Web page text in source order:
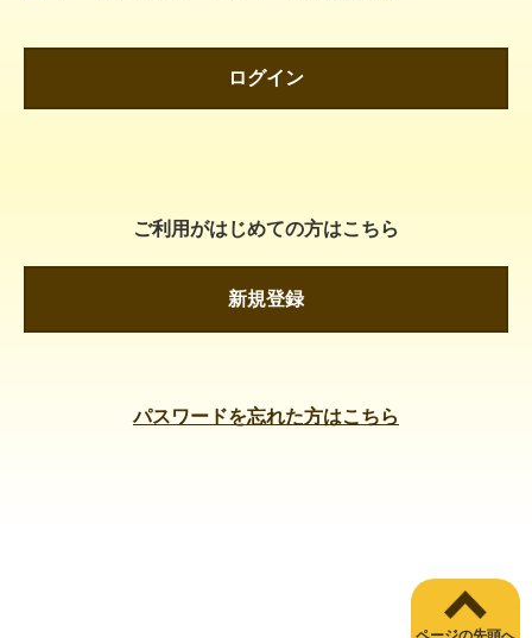
ログイン
ご利用がはじめての方はこちら
新規登録
パスワードを忘れた方はこちら